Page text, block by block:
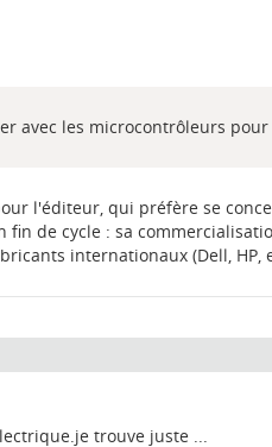
avec les microcontrôleurs
l'éditeur, qui préfère se
fin de cycle : sa
internationaux (Dell, HP,
trouve juste ...